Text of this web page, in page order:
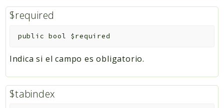
$required
public bool $required
Indica si el campo es obligatorio.
$tabindex